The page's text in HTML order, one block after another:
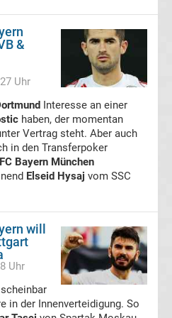
&
Uhr
Interesse an einer
haben, der momentan
Vertrag steht. Aber auch
in den Transferpoker
FC Bayern München
Elseid Hysaj vom SSC
will
Uhr
in der Innenverteidigung. So